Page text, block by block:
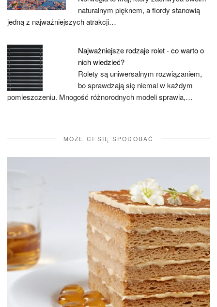
naturalnym pięknem, a fiordy stanowią
jedną z najważniejszych atrakcji…
Najważniejsze rodzaje rolet - co warto o
nich wiedzieć?
Rolety są uniwersalnym rozwiązaniem,
bo sprawdzają się niemal w każdym
pomieszczeniu. Mnogość różnorodnych modeli sprawia,…
MOŻE CI SIĘ SPODOBAĆ